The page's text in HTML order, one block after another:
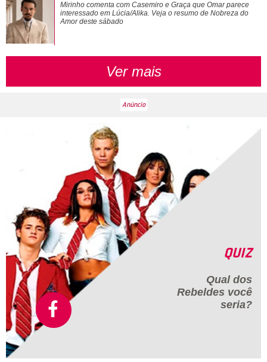
Mirinho comenta com Casemiro e Graça que Omar parece
interessado em Lúcia/Alika. Veja o resumo de Nobreza do
Amordeste sábado
Ver mais
QUIZ
Qual dos
Rebeldes você
seria?